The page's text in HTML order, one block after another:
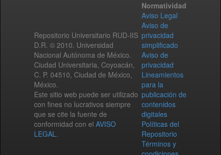
Repositorio Universitario RUD-IIS
D.R. © 2010. Universidad
Nacional Autónoma de México.
Ciudad Universitaria, Coyoacán,
C. P. 04510, Ciudad de México,
México.
Este sitio web puede ser utilizado
con fines no lucrativos siempre
que se cite la fuente de
conformidad con el AVISO
LEGAL.
Normatividad
Aviso Legal
Aviso de
privacidad
simplificado
Aviso de
privacidad
Lineamientos
para la
publicación de
contenidos
digitales
Políticas del
Repositorio
Términos y